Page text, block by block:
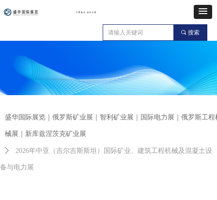
끠 搜索
盛华国际展览｜俄罗斯矿业展｜智利矿业展｜国际电力展｜俄罗斯工程
械展｜新库兹涅茨克矿业展
ꄲ 2026年中亚（吉尔吉斯斯坦）国际矿业、建筑工程机械及混凝土设
备与电力展